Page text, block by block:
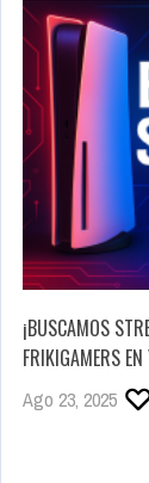
¡BUSCAMOS
FRIKIGAMERS
Ago 23, 2025